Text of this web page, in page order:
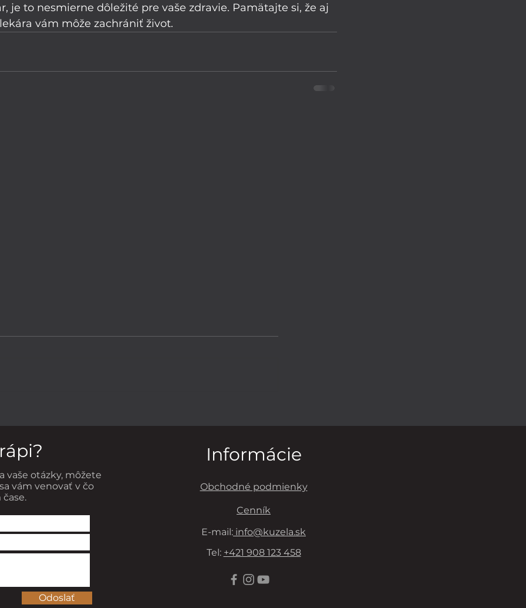
je to nesmierne dôležité pre vaše zdravie. Pamätajte si, že aj
vám môže zachrániť život.
PREVENCIA VZNIKU
HLADOVANIE
vaše otázky, môžete
vám venovať v čo
Odoslať
Informácie
Obchodné podmienky
Cenník
E-mail: info@kuzela.sk
Tel: +421 908 123 458